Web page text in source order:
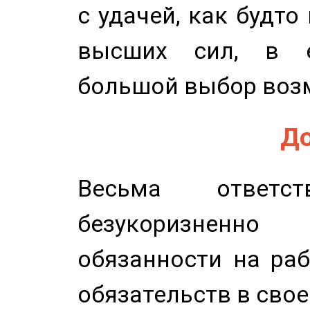
с удачей, как
высших сил, в
большой выбор
Весьма
обязанности на
обязательств в